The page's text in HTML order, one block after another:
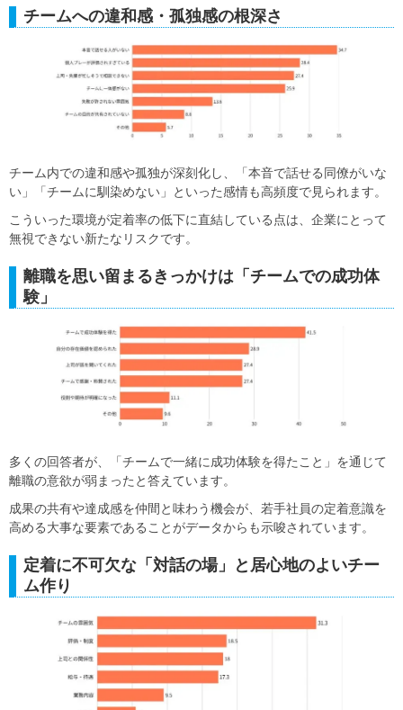
チームへの違和感・孤独感の根深さ
チーム内での違和感や孤独が深刻化し、「本音で話せる同僚がいな
い」「チームに馴染めない」といった感情も高頻度で見られます。
こういった環境が定着率の低下に直結している点は、企業にとって
無視できない新たなリスクです。
離職を思い留まるきっかけは「チームでの成功体
験」
多くの回答者が、「チームで一緒に成功体験を得たこと」を通じて
離職の意欲が弱まったと答えています。
成果の共有や達成感を仲間と味わう機会が、若手社員の定着意識を
高める大事な要素であることがデータからも示唆されています。
定着に不可欠な「対話の場」と居心地のよいチー
ム作り